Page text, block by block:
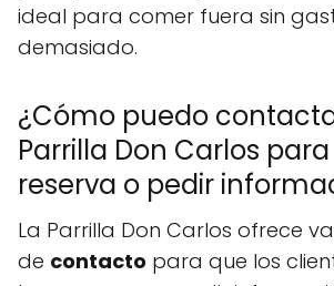
ideal para comer fuera sin
demasiado.
¿Cómo puedo
Parrilla Don Carlos
reserva o pedir
La Parrilla Don Carlos ofrece
de contacto para que los